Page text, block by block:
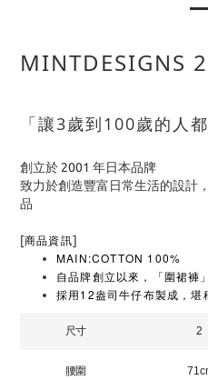
MINTDESIGNS
「讓3歲到100歲的人
創立於 2001 年日本品牌
致力於創造豐富日常生活的設計
品
[商品資訊]
MAIN:COTTON 100%
自品牌創立以來，「圍裙褲
採用12盎司牛仔布製成，堪
尺寸 2
腰圍